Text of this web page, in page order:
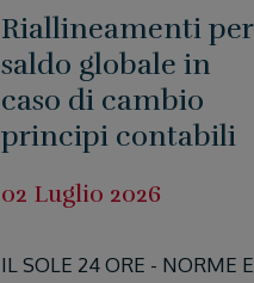
Riallineamenti per
saldo globale in
caso di cambio
principi contabili
02 Luglio 2026
IL SOLE 24 ORE - NORME E